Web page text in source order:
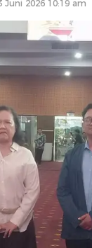
Juni 2026 10:19 am